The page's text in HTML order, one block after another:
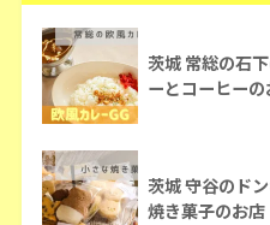
茨城 常総の石
ーとコーヒーの
茨城 守谷のド
焼き菓子のお